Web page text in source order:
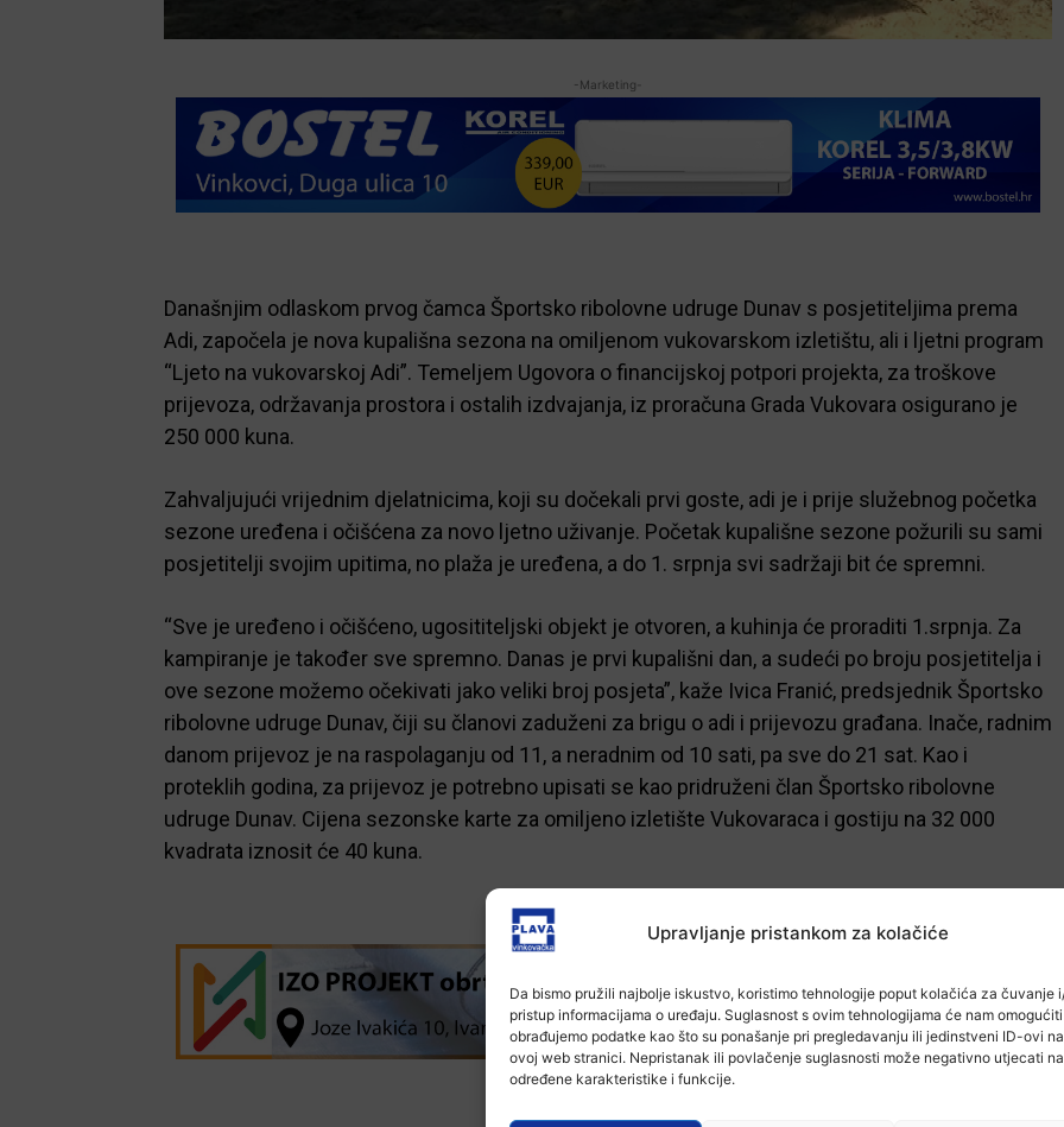
Upravljanje pristankom za kolačiće
Da bismo pružili najbolje iskustvo, koristimo tehnologije poput kolačića za čuvanje
pristup informacijama o uređaju. Suglasnost s ovim tehnologijama će nam
obrađujemo podatke kao što su ponašanje pri pregledavanju ili jedinstveni ID-ovi na
ovoj web stranici. Nepristanak ili povlačenje suglasnosti može negativno utjecati na
određene karakteristike i funkcije.
-Marketing-
Današnjim odlaskom prvog čamca Športsko ribolovne udruge Dunav s posjetiteljima prema
Adi, započela je nova kupališna sezona na omiljenom vukovarskom izletištu, ali i ljetni program
“Ljeto na vukovarskoj Adi”. Temeljem Ugovora o financijskoj potpori projekta, za troškove
prijevoza, održavanja prostora i ostalih izdvajanja, iz proračuna Grada Vukovara osigurano je
250 000 kuna.
Zahvaljujući vrijednim djelatnicima, koji su dočekali prvi goste, adi je i prije služebnog početka
sezone uređena i očišćena za novo ljetno uživanje. Početak kupališne sezone požurili su sami
posjetitelji svojim upitima, no plaža je uređena, a do 1. srpnja svi sadržaji bit će spremni.
“Sve je uređeno i očišćeno, ugosititeljski objekt je otvoren, a kuhinja će proraditi 1.srpnja. Za
kampiranje je također sve spremno. Danas je prvi kupališni dan, a sudeći po broju posjetitelja i
ove sezone možemo očekivati jako veliki broj posjeta”, kaže Ivica Franić, predsjednik Športsko
ribolovne udruge Dunav, čiji su članovi zaduženi za brigu o adi i prijevozu građana. Inače, radnim
danom prijevoz je na raspolaganju od 11, a neradnim od 10 sati, pa sve do 21 sat. Kao i
proteklih godina, za prijevoz je potrebno upisati se kao pridruženi član Športsko ribolovne
udruge Dunav. Cijena sezonske karte za omiljeno izletište Vukovaraca i gostiju na 32 000
kvadrata iznosit će 40 kuna.